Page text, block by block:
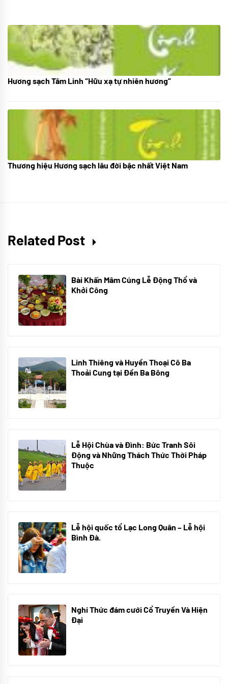
28/10/2025
Hương sạch Tâm Linh “Hữu xạ tự nhiên hương”
18/10/2025
Thương hiệu Hương sạch lâu đời bậc nhất Việt Nam
Related Post
Bài Khấn Mâm Cúng Lễ Động Thổ và
Khởi Công
Linh Thiêng và Huyền Thoại Cô Ba
Thoải Cung tại Đền Ba Bông
Lễ Hội Chùa và Đình: Bức Tranh Sôi
Động và Những Thách Thức Thời Pháp
Thuộc
Lễ hội quốc tổ Lạc Long Quân – Lễ hội
Bình Đà.
Nghi Thức đám cưới Cổ Truyền Và Hiện
Đại